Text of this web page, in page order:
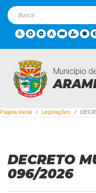
Município
Legislações
Página Inicial Legislações
DECRETO
096/2026